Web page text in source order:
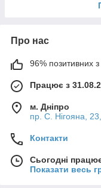
Про нас
96% позитивних з
Працює з
м. Дніпро
пр. С. Нігояна,
Контакти
Сьогодні
Показати весь